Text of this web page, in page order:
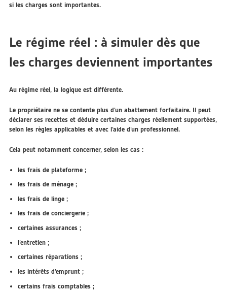
si les charges sont importantes.
Le régime réel : à simuler dès que
les charges deviennent importantes
Au régime réel, la logique est différente.
Le propriétaire ne se contente plus d’un abattement forfaitaire. Il peut
déclarer ses recettes et déduire certaines charges réellement supportées,
selon les règles applicables et avec l’aide d’un professionnel.
Cela peut notamment concerner, selon les cas :
les frais de plateforme ;
les frais de ménage ;
les frais de linge ;
les frais de conciergerie ;
certaines assurances ;
l’entretien ;
certaines réparations ;
les intérêts d’emprunt ;
certains frais comptables ;